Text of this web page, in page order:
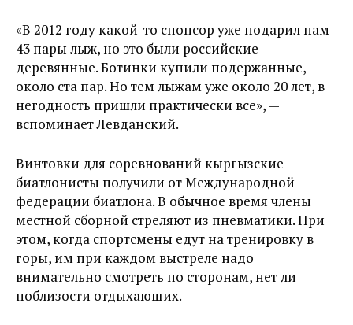
«В 2012 году какой-то спонсор уже подарил нам
43 пары лыж, но это были российские
деревянные. Ботинки купили подержанные,
около ста пар. Но тем лыжам уже около 20 лет, в
негодность пришли практически все», —
вспоминает Левданский.
Винтовки для соревнований кыргызские
биатлонисты получили от Международной
федерации биатлона. В обычное время члены
местной сборной стреляют из пневматики. При
этом, когда спортсмены едут на тренировку в
горы, им при каждом выстреле надо
внимательно смотреть по сторонам, нет ли
поблизости отдыхающих.